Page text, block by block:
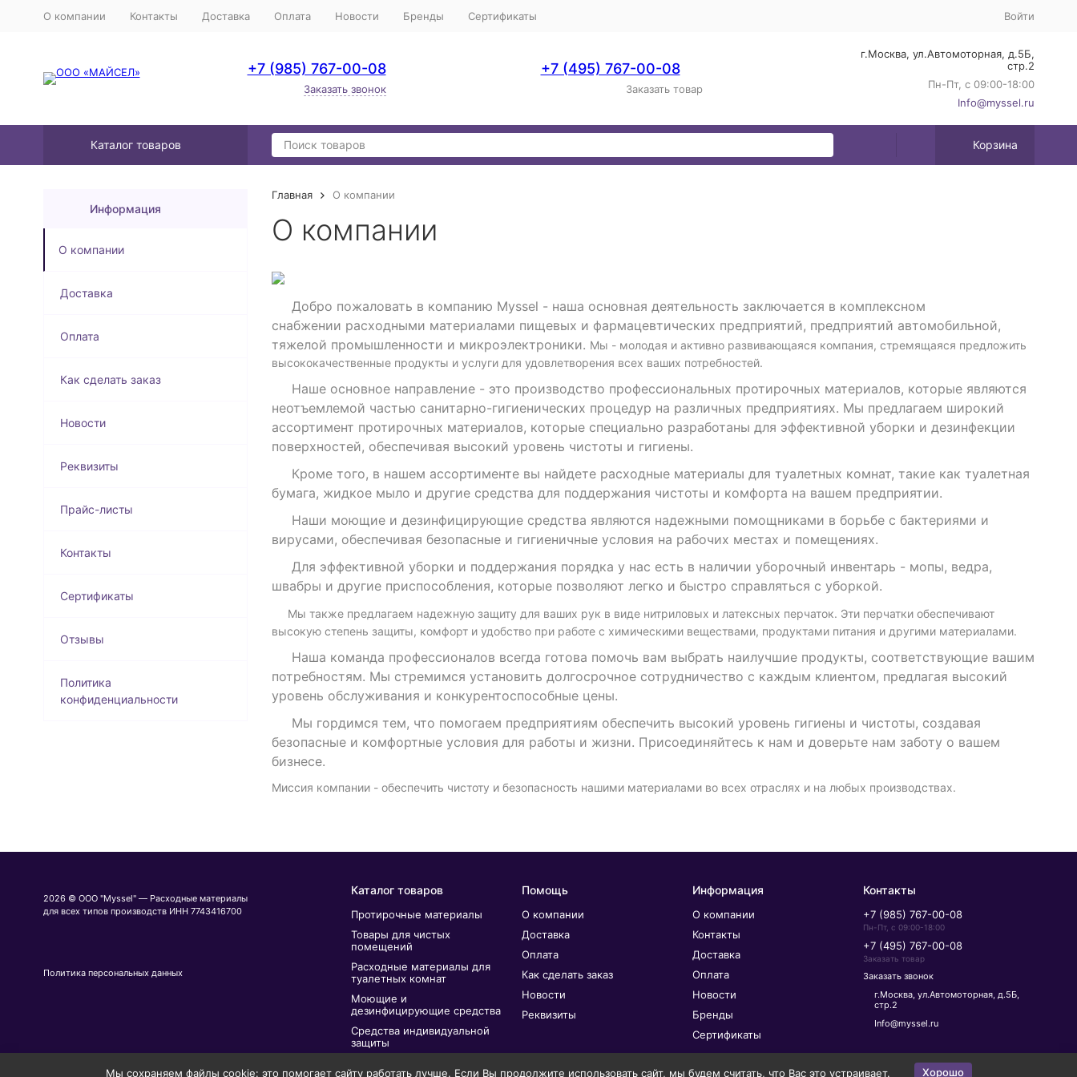
О компании Контакты Доставка Оплата Новости Бренды Сертификаты Войти
+7 (985) 767-00-08
Заказать звонок
+7 (495) 767-00-08
Заказать товар
г.Москва, ул.Автомоторная, д.5Б,
стр.2
Пн-Пт, с 09:00-18:00
Info@myssel.ru
Каталог товаров Корзина
Главная О компании
О компании
Добро пожаловать в компанию Myssel - наша основная деятельность заключается в комплексном
снабжении расходными материалами пищевых и фармацевтических предприятий, предприятий автомобильной,
тяжелой промышленности и микроэлектроники. Мы - молодая и активно развивающаяся компания, стремящаяся предложить
высококачественные продукты и услуги для удовлетворения всех ваших потребностей.
Наше основное направление - это производство профессиональных протирочных материалов, которые являются
неотъемлемой частью санитарно-гигиенических процедур на различных предприятиях. Мы предлагаем широкий
ассортимент протирочных материалов, которые специально разработаны для эффективной уборки и дезинфекции
поверхностей, обеспечивая высокий уровень чистоты и гигиены.
Кроме того, в нашем ассортименте вы найдете расходные материалы для туалетных комнат, такие как туалетная
бумага, жидкое мыло и другие средства для поддержания чистоты и комфорта на вашем предприятии.
Наши моющие и дезинфицирующие средства являются надежными помощниками в борьбе с бактериями и
вирусами, обеспечивая безопасные и гигиеничные условия на рабочих местах и помещениях.
Для эффективной уборки и поддержания порядка у нас есть в наличии уборочный инвентарь - мопы, ведра,
швабры и другие приспособления, которые позволяют легко и быстро справляться с уборкой.
Мы также предлагаем надежную защиту для ваших рук в виде нитриловых и латексных перчаток. Эти перчатки обеспечивают
высокую степень защиты, комфорт и удобство при работе с химическими веществами, продуктами питания и другими материалами.
Наша команда профессионалов всегда готова помочь вам выбрать наилучшие продукты, соответствующие вашим
потребностям. Мы стремимся установить долгосрочное сотрудничество с каждым клиентом, предлагая высокий
уровень обслуживания и конкурентоспособные цены.
Мы гордимся тем, что помогаем предприятиям обеспечить высокий уровень гигиены и чистоты, создавая
безопасные и комфортные условия для работы и жизни. Присоединяйтесь к нам и доверьте нам заботу о вашем
бизнесе.
Миссия компании - обеспечить чистоту и безопасность нашими материалами во всех отраслях и на любых производствах.
Информация
О компании
Доставка
Оплата
Как сделать заказ
Новости
Реквизиты
Прайс-листы
Контакты
Сертификаты
Отзывы
Политика
конфиденциальности
2026 © ООО "Myssel" — Расходные материалы
для всех типов производств ИНН 7743416700
Политика персональных данных
Каталог товаров
Протирочные материалы
Товары для чистых
помещений
Расходные материалы для
туалетных комнат
Моющие и
дезинфицирующие средства
Средства индивидуальной
защиты
Помощь
О компании
Доставка
Оплата
Как сделать заказ
Новости
Реквизиты
Информация
О компании
Контакты
Доставка
Оплата
Новости
Бренды
Сертификаты
Контакты
+7 (985) 767-00-08
Пн-Пт, с 09:00-18:00
+7 (495) 767-00-08
Заказать товар
Заказать звонок
г.Москва, ул.Автомоторная, д.5Б,
стр.2
Info@myssel.ru
Мы сохраняем файлы cookie: это помогает сайту работать лучше. Если Вы продолжите использовать сайт, мы будем считать, что Вас это устраивает. Хорошо